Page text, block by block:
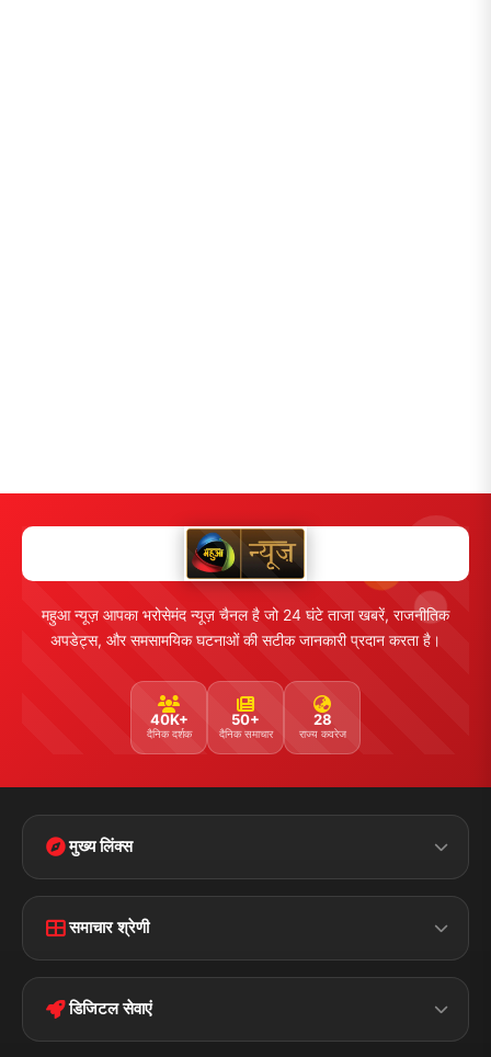
महुआ न्यूज़ आपका भरोसेमंद न्यूज़ चैनल है जो 24 घंटे ताजा खबरें, राजनीतिक
अपडेट्स, और समसामयिक घटनाओं की सटीक जानकारी प्रदान करता है।
40K+
दैनिक दर्शक
50+
दैनिक समाचार
28
राज्य कवरेज
मुख्य लिंक्स
Disclaimer
Terms &
Privacy Policy
समाचार श्रेणी
पॉलिटिकल झारखण्ड
डिजिटल सेवाएं